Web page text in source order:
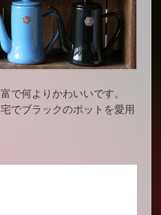
で何よりかわいいです。
でブラックのポットを愛用